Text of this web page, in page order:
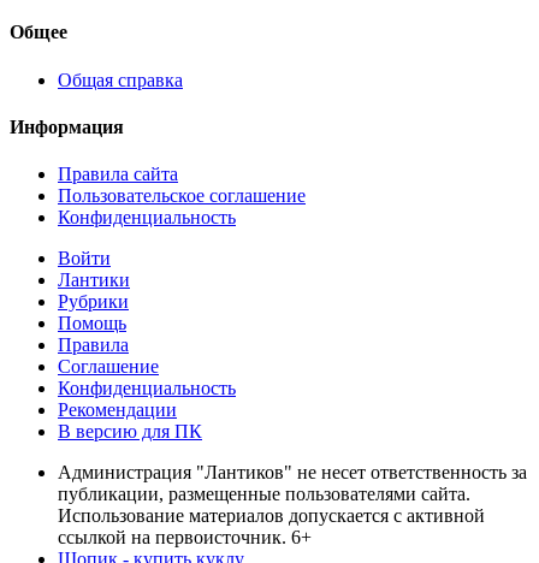
Общее
Общая справка
Информация
Правила сайта
Пользовательское соглашение
Конфиденциальность
Войти
Лантики
Рубрики
Помощь
Правила
Соглашение
Конфиденциальность
Рекомендации
В версию для ПК
Администрация "Лантиков" не несет ответственность за
публикации, размещенные пользователями сайта.
Использование материалов допускается с активной
ссылкой на первоисточник. 6+
Шопик - купить куклу